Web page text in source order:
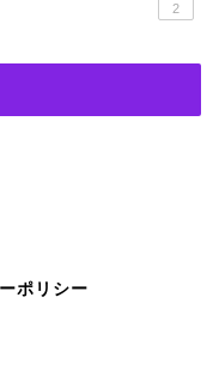
2
ポリシー